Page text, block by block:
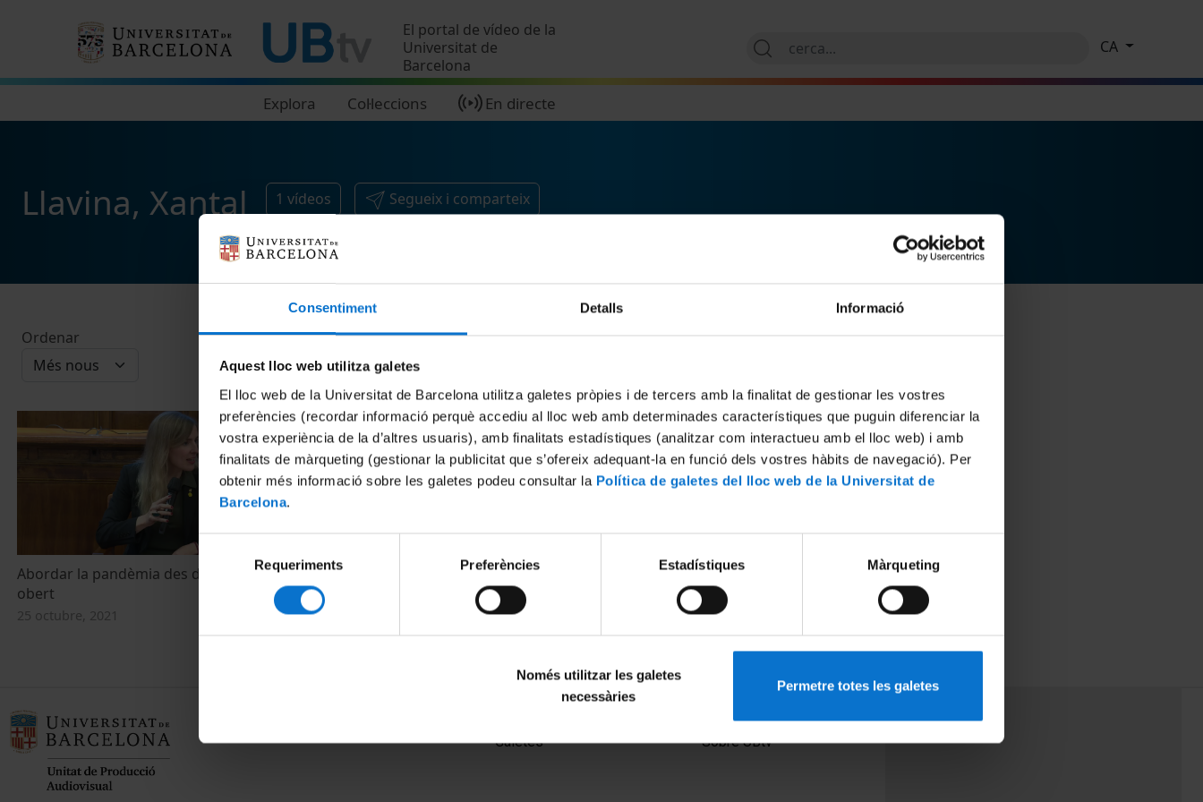
Consentiment Detalls Informació
Aquest lloc web utilitza galetes
El lloc web de la Universitat de Barcelona utilitza galetes pròpies i de tercers amb la finalitat de gestionar les vostres
preferències (recordar informació perquè accediu al lloc web amb determinades característiques que puguin diferenciar la
vostra experiència de la d’altres usuaris), amb finalitats estadístiques (analitzar com interactueu amb el lloc web) i amb
finalitats de màrqueting (gestionar la publicitat que s’ofereix adequant-la en funció dels vostres hàbits de navegació). Per
obtenir més informació sobre les galetes podeu consultar la Política de galetes del lloc web de la Universitat de
Barcelona.
Selecció
de
consentiment
Requeriments Preferències Estadístiques Màrqueting
Només utilitzar les galetes
necessàries
Permetre totes les galetes
El portal de vídeo de la
Universitat de
Barcelona
Explora Col·leccions En directe
CA
Llavina, Xantal 1 vídeos Segueix i comparteix
Ordenar
Abordar la pandèmia des del Govern
obert
25 octubre, 2021
Galetes
Sobre UBtv